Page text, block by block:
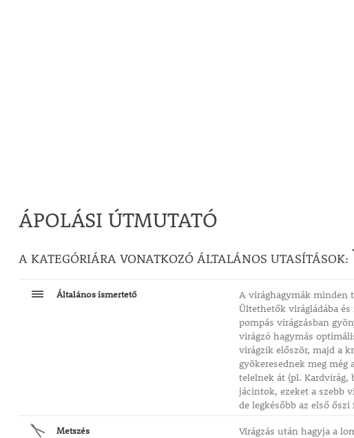
ÁPOLÁSI ÚTMUTATÓ
A KATEGÓRIÁRA VONATKOZÓ ÁLTALÁNOS UTASÍTÁSOK:
Általános ismertető
A virághagymák minden
Ültethetők virágládába
pompás virágzásban
virágzó hagymás
virágzik először, majd a
gyökeresednek meg
telelnek át (pl. Kardvirág,
jácintok, ezeket a szebb
de legkésőbb az első
Metszés
Virágzás után hagyja a